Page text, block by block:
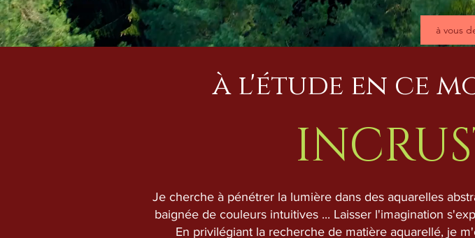
à vous
à l'étude en ce
Je cherche à pénétrer la lumière dans des aquarelles
baignée de couleurs intuitives ... Laisser l'imagination
En privilégiant la recherche de matière aquarellé, je